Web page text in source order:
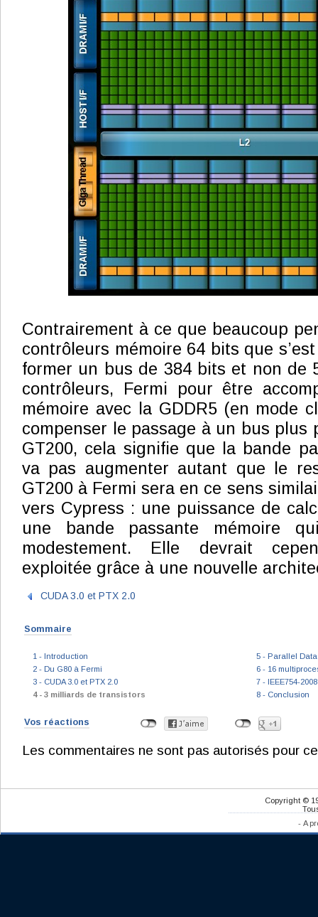
Contrairement à ce que beaucoup
contrôleurs mémoire 64 bits que
former un bus de 384 bits et non de
contrôleurs, Fermi pour être
mémoire avec la GDDR5 (en mode
compenser le passage à un bus plus
GT200, cela signifie que la bande
va pas augmenter autant que le
GT200 à Fermi sera en ce sens
vers Cypress : une puissance de
une bande passante mémoire
modestement. Elle devrait
exploitée grâce à une nouvelle
CUDA 3.0 et PTX 2.0
Sommaire
1 - Introduction
2 - Du G80 à Fermi
3 - CUDA 3.0 et PTX 2.0
4 - 3 milliards de transistors
5 - Parallel
6 - 16
7 - IEEE754-
8 - Conclusion
Vos réactions
Les commentaires ne sont pas autorisés pour
Copyright ©
- A